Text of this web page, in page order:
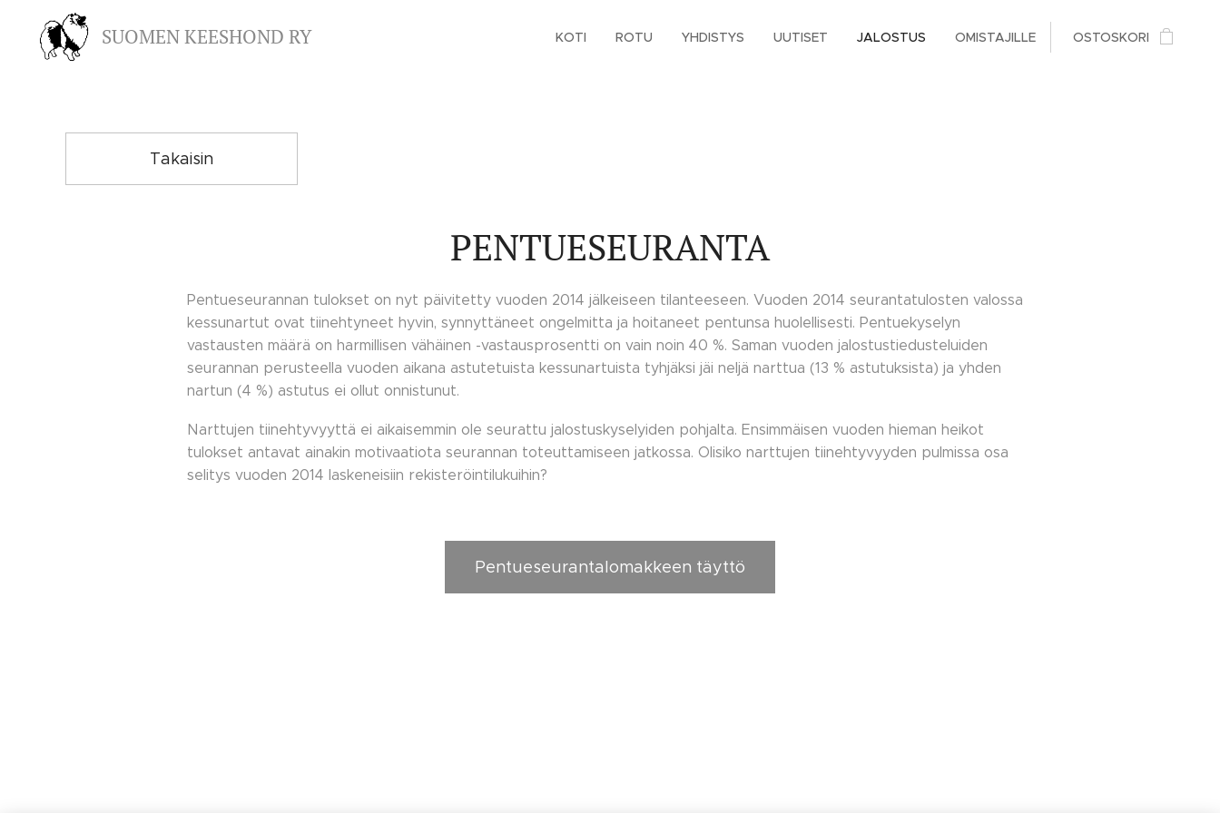
SUOMEN KEESHOND RY KOTI ROTU YHDISTYS UUTISET JALOSTUS OMISTAJILLE OSTOSKORI
Takaisin
PENTUESEURANTA
Pentueseurannan tulokset on nyt päivitetty vuoden 2014 jälkeiseen tilanteeseen. Vuoden 2014 seurantatulosten valossa
kessunartut ovat tiinehtyneet hyvin, synnyttäneet ongelmitta ja hoitaneet pentunsa huolellisesti. Pentuekyselyn
vastausten määrä on harmillisen vähäinen -vastausprosentti on vain noin 40 %. Saman vuoden jalostustiedusteluiden
seurannan perusteella vuoden aikana astutetuista kessunartuista tyhjäksi jäi neljä narttua (13 % astutuksista) ja yhden
nartun (4 %) astutus ei ollut onnistunut.
Narttujen tiinehtyvyyttä ei aikaisemmin ole seurattu jalostuskyselyiden pohjalta. Ensimmäisen vuoden hieman heikot
tulokset antavat ainakin motivaatiota seurannan toteuttamiseen jatkossa. Olisiko narttujen tiinehtyvyyden pulmissa osa
selitys vuoden 2014 laskeneisiin rekisteröintilukuihin?
Pentueseurantalomakkeen täyttö